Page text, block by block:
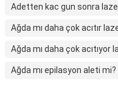
Adetten kac gun sonra
Ağda mı daha çok acıtır
Ağda mı daha çok acıtıyor
Ağda mı epilasyon aleti mi?